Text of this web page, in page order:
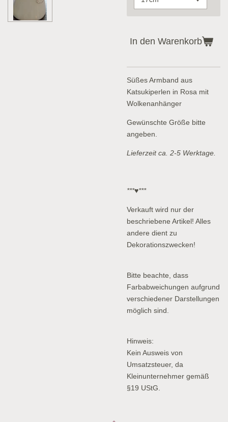
In den Warenkorb
Süßes Armband aus
Katsukiperlen in Rosa mit
Wolkenanhänger
Gewünschte Größe bitte
angeben.
Lieferzeit ca. 2-5 Werktage.
***♥***
Verkauft wird nur der
beschriebene Artikel! Alles
andere dient zu
Dekorationszwecken!
Bitte beachte, dass
Farbabweichungen aufgrund
verschiedener Darstellungen
möglich sind.
Hinweis:
Kein Ausweis von
Umsatzsteuer, da
Kleinunternehmer gemäß
§19 UStG.